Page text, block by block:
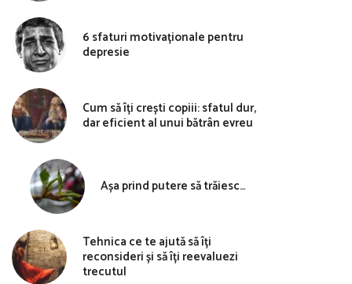
6 sfaturi motivaționale pentru
depresie
Cum să îți crești copiii: sfatul dur,
dar eficient al unui bătrân evreu
Așa prind putere să trăiesc…
Tehnica ce te ajută să îți
reconsideri și să îți reevaluezi
trecutul